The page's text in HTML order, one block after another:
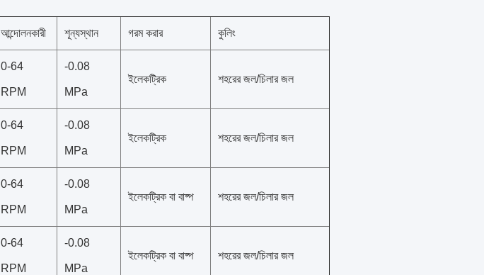
আন্দোলনকারী শূন্যস্থান গরম করার কুলিং
0-64
RPM
-0.08
MPa
ইলেকট্রিক শহরের জল/চিলার জল
0-64
RPM
-0.08
MPa
ইলেকট্রিক শহরের জল/চিলার জল
0-64
RPM
-0.08
MPa
ইলেকট্রিক বা বাষ্প শহরের জল/চিলার জল
0-64
RPM
-0.08
MPa
ইলেকট্রিক বা বাষ্প শহরের জল/চিলার জল